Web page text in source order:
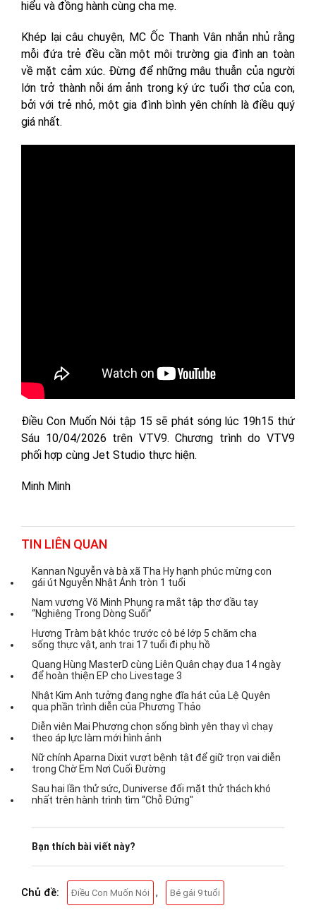
hiểu và đồng hành cùng cha mẹ.
Khép lại câu chuyện, MC Ốc Thanh Vân nhắn nhủ rằng
mỗi đứa trẻ đều cần một môi trường gia đình an toàn
về mặt cảm xúc. Đừng để những mâu thuẫn của người
lớn trở thành nỗi ám ảnh trong ký ức tuổi thơ của con,
bởi với trẻ nhỏ, một gia đình bình yên chính là điều quý
giá nhất.
Điều Con Muốn Nói tập 15 sẽ phát sóng lúc 19h15 thứ
Sáu 10/04/2026 trên VTV9. Chương trình do VTV9
phối hợp cùng Jet Studio thực hiện.
Minh Minh
TIN LIÊN QUAN
Kannan Nguyễn và bà xã Tha Hy hạnh phúc mừng con
gái út Nguyễn Nhật Ánh tròn 1 tuổi
Nam vương Võ Minh Phụng ra mắt tập thơ đầu tay
“Nghiêng Trong Dòng Suối”
Hương Tràm bật khóc trước cô bé lớp 5 chăm cha
sống thực vật, anh trai 17 tuổi đi phụ hồ
Quang Hùng MasterD cùng Liên Quân chạy đua 14 ngày
để hoàn thiện EP cho Livestage 3
Nhật Kim Anh tưởng đang nghe đĩa hát của Lệ Quyên
qua phần trình diễn của Phương Thảo
Diễn viên Mai Phượng chọn sống bình yên thay vì chạy
theo áp lực làm mới hình ảnh
Nữ chính Aparna Dixit vượt bệnh tật để giữ trọn vai diễn
trong Chờ Em Nơi Cuối Đường
Sau hai lần thử sức, Duniverse đối mặt thử thách khó
nhất trên hành trình tìm “Chỗ Đứng"
Bạn thích bài viết này?
Chủ đề: Điều Con Muốn Nói , Bé gái 9 tuổi